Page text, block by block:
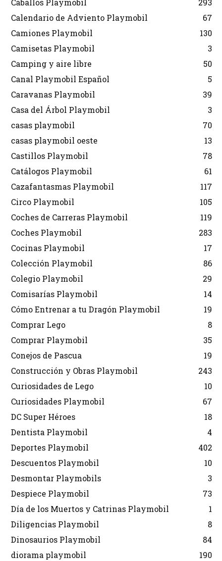
Caballos Playmobil
293
Calendario de Adviento Playmobil
67
Camiones Playmobil
130
Camisetas Playmobil
3
Camping y aire libre
50
Canal Playmobil Español
5
Caravanas Playmobil
39
Casa del Árbol Playmobil
3
casas playmobil
70
casas playmobil oeste
13
Castillos Playmobil
78
Catálogos Playmobil
61
Cazafantasmas Playmobil
117
Circo Playmobil
105
Coches de Carreras Playmobil
119
Coches Playmobil
283
Cocinas Playmobil
17
Colección Playmobil
86
Colegio Playmobil
29
Comisarías Playmobil
14
Cómo Entrenar a tu Dragón Playmobil
19
Comprar Lego
8
Comprar Playmobil
35
Conejos de Pascua
19
Construcción y Obras Playmobil
243
Curiosidades de Lego
10
Curiosidades Playmobil
67
DC Super Héroes
18
Dentista Playmobil
4
Deportes Playmobil
402
Descuentos Playmobil
10
Desmontar Playmobils
3
Despiece Playmobil
73
Día de los Muertos y Catrinas Playmobil
1
Diligencias Playmobil
8
Dinosaurios Playmobil
84
diorama playmobil
190